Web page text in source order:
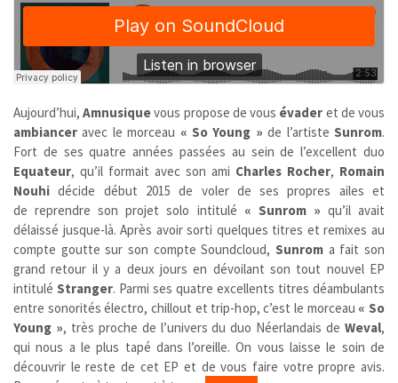
Aujourd’hui,Amnusiquevous propose de vous évader et de vous
ambiancer avec le morceau « So Young » de l’artisteSunrom.
Fort de ses quatre années passées au sein de l’excellent duo
Equateur, qu’il formait avec son ami Charles Rocher, Romain
Nouhi décide début 2015 de voler de ses propres ailes et
de reprendre son projet solo intitulé « Sunrom » qu’il avait
délaissé jusque-là. Après avoir sorti quelques titres et remixes au
compte goutte sur son compte Soundcloud, Sunrom a fait son
grand retour il y a deux jours en dévoilant son tout nouvel EP
intitulé Stranger. Parmi ses quatre excellents titres déambulants
entre sonorités électro, chillout et trip-hop, c’est le morceau « So
Young », très proche de l’univers du duo Néerlandais deWeval,
qui nous a le plus tapé dans l’oreille. On vous laisse le soin de
découvrir le reste de cet EP et de vous faire votre propre avis.